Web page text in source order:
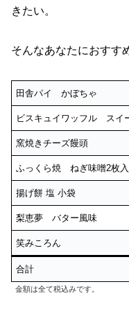
きたい。
そんなあなたにおすす
田舎パイ かぼちゃ
ビスキュイワッフル スイ
窯焼きチーズ饅頭
ふっくら焼 ねぎ味噌2枚入
揚げ餅 塩 小袋
梨恵夢 バター風味
笑みころん
合計
金額は全て税込みです。